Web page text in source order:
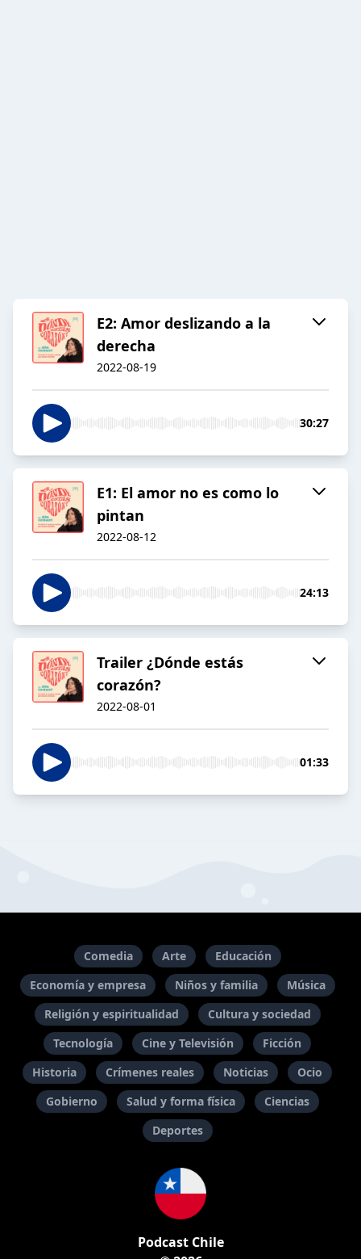
E2: Amor deslizando a la
derecha
2022-08-19
30:27
E1: El amor no es como lo
pintan
2022-08-12
24:13
Trailer ¿Dónde estás
corazón?
2022-08-01
01:33
Comedia Arte
Educación
Economía y empresa
Niños y familia
Música
Religión y espiritualidad
Cultura y sociedad
Tecnología
Cine y Televisión
Ficción
Historia
Crímenes reales Noticias
Ocio
Gobierno
Salud y forma física
Ciencias
Deportes
Podcast Chile